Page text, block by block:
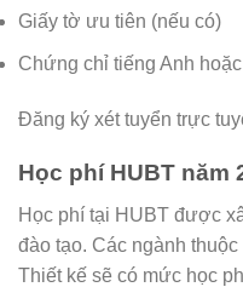
Giấy tờ ưu tiên (nếu có)
Chứng chỉ tiếng Anh
Đăng ký xét tuyển trực
Học phí HUBT năm
Học phí tại HUBT được
đào tạo. Các ngành
Thiết kế sẽ có mức học